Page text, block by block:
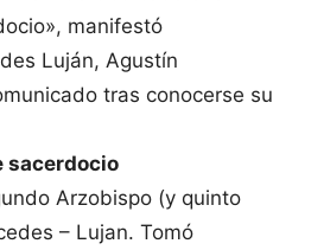
manifestó
Luján, Agustín
tras conocerse su
sacerdocio
Arzobispo (y quinto
– Lujan. Tomó